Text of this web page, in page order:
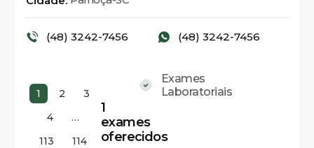
(48) 3242-7456 (48) 3242-7456
1 2
3
4
…
113
114
1
exames
oferecidos
Exames
Laboratoriais